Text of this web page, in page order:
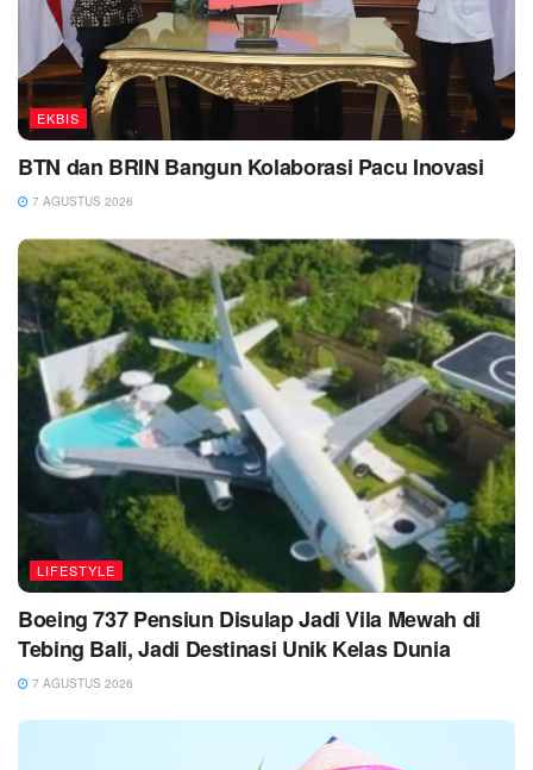
EKBIS
BTN dan BRIN Bangun Kolaborasi Pacu Inovasi
7 AGUSTUS 2026
LIFESTYLE
Boeing 737 Pensiun Disulap Jadi Vila Mewah di
Tebing Bali, Jadi Destinasi Unik Kelas Dunia
7 AGUSTUS 2026